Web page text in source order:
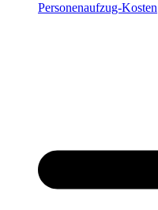
Personenaufzug-Kosten